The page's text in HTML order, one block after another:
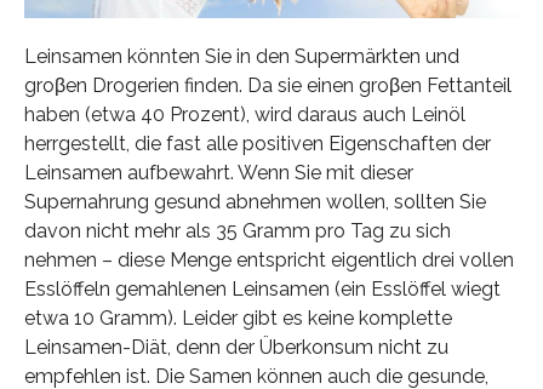
Leinsamen könnten Sie in den Supermärkten und
groβen Drogerien finden. Da sie einen groβen Fettanteil
haben (etwa 40 Prozent), wird daraus auch Leinöl
herrgestellt, die fast alle positiven Eigenschaften der
Leinsamen aufbewahrt. Wenn Sie mit dieser
Supernahrung gesund abnehmen wollen, sollten Sie
davon nicht mehr als 35 Gramm pro Tag zu sich
nehmen – diese Menge entspricht eigentlich drei vollen
Esslöffeln gemahlenen Leinsamen (ein Esslöffel wiegt
etwa 10 Gramm). Leider gibt es keine komplette
Leinsamen-Diät, denn der Überkonsum nicht zu
empfehlen ist. Die Samen können auch die gesunde,